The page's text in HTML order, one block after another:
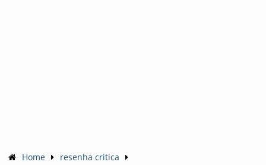
Home resenha critica